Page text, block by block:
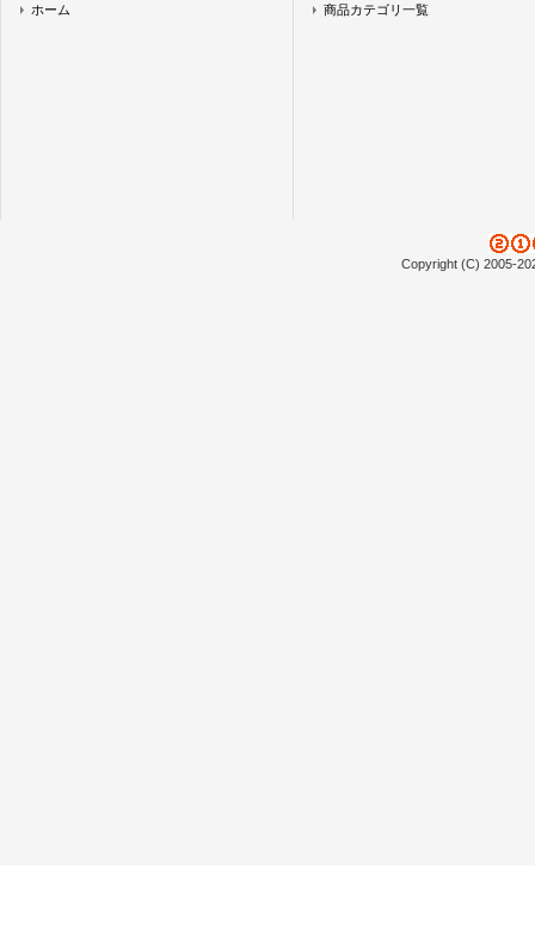
ホーム 商品カテゴリ一覧
Copyright (C) 2005-